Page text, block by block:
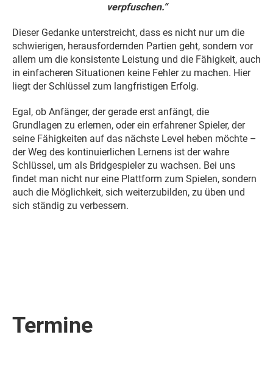
verpfuschen.“
Dieser Gedanke unterstreicht, dass es nicht nur um die
schwierigen, herausfordernden Partien geht, sondern vor
allem um die konsistente Leistung und die Fähigkeit, auch
in einfacheren Situationen keine Fehler zu machen. Hier
liegt der Schlüssel zum langfristigen Erfolg.
Egal, ob Anfänger, der gerade erst anfängt, die
Grundlagen zu erlernen, oder ein erfahrener Spieler, der
seine Fähigkeiten auf das nächste Level heben möchte –
der Weg des kontinuierlichen Lernens ist der wahre
Schlüssel, um als Bridgespieler zu wachsen. Bei uns
findet man nicht nur eine Plattform zum Spielen, sondern
auch die Möglichkeit, sich weiterzubilden, zu üben und
sich ständig zu verbessern.
Termine